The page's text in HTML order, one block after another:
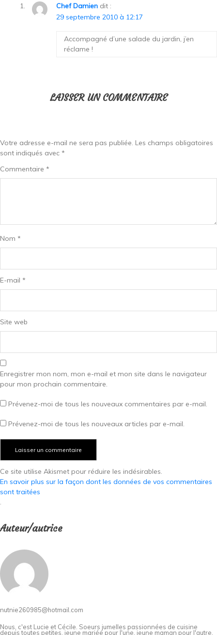
Chef Damien dit :
29 septembre 2010 à 12:17
Accompagné d’une salade du jardin, j’en
réclame !
LAISSER UN COMMENTAIRE
Votre adresse e-mail ne sera pas publiée. Les champs obligatoires
sont indiqués avec *
Commentaire *
Nom *
E-mail *
Site web
Enregistrer mon nom, mon e-mail et mon site dans le navigateur
pour mon prochain commentaire.
Prévenez-moi de tous les nouveaux commentaires par e-mail.
Prévenez-moi de tous les nouveaux articles par e-mail.
Ce site utilise Akismet pour réduire les indésirables.
En savoir plus sur la façon dont les données de vos commentaires
sont traitées
.
Auteur/autrice
nutnie260985@hotmail.com
Nous, c'est Lucie et Cécile. Soeurs jumelles passionnées de cuisine
depuis toutes petites, jeune mariée pour l'une, jeune maman pour l'autre,